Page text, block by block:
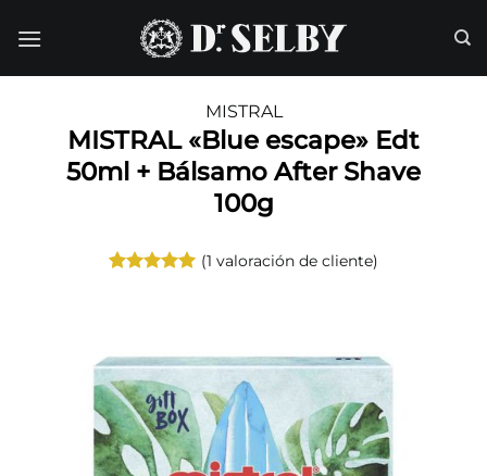
MISTRAL
MISTRAL «Blue escape» Edt
50ml + Bálsamo After Shave
100g
de un
cliente
(1 valoración de cliente)